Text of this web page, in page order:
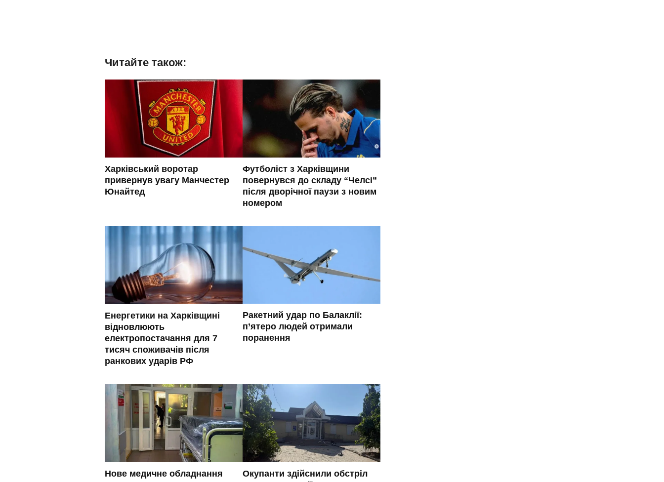
Читайте також:
Харківський воротар
привернув увагу Манчестер
Юнайтед
Футболіст з Харківщини
повернувся до складу “Челсі”
після дворічної паузи з новим
номером
Енергетики на Харківщині
відновлюють
електропостачання для 7
тисяч споживачів після
ранкових ударів РФ
Ракетний удар по Балаклії:
п’ятеро людей отримали
поранення
Нове медичне обладнання
Окупанти здійснили обстріл